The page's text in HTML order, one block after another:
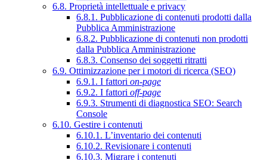
6.8. Proprietà intellettuale e privacy
6.8.1. Pubblicazione di contenuti prodotti dalla
Pubblica Amministrazione
6.8.2. Pubblicazione di contenuti non prodotti
dalla Pubblica Amministrazione
6.8.3. Consenso dei soggetti ritratti
6.9. Ottimizzazione per i motori di ricerca (SEO)
6.9.1. I fattori on-page
6.9.2. I fattori off-page
6.9.3. Strumenti di diagnostica SEO: Search
Console
6.10. Gestire i contenuti
6.10.1. L’inventario dei contenuti
6.10.2. Revisionare i contenuti
6.10.3. Migrare i contenuti